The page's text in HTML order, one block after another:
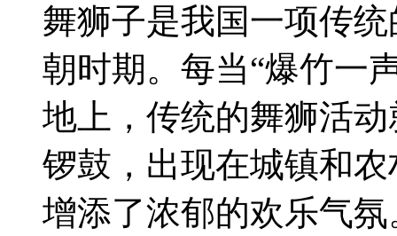
舞狮子是我国一项传
朝时期。每当“爆竹一
地上，传统的舞狮活
锣鼓，出现在城镇和
增添了浓郁的欢乐气氛